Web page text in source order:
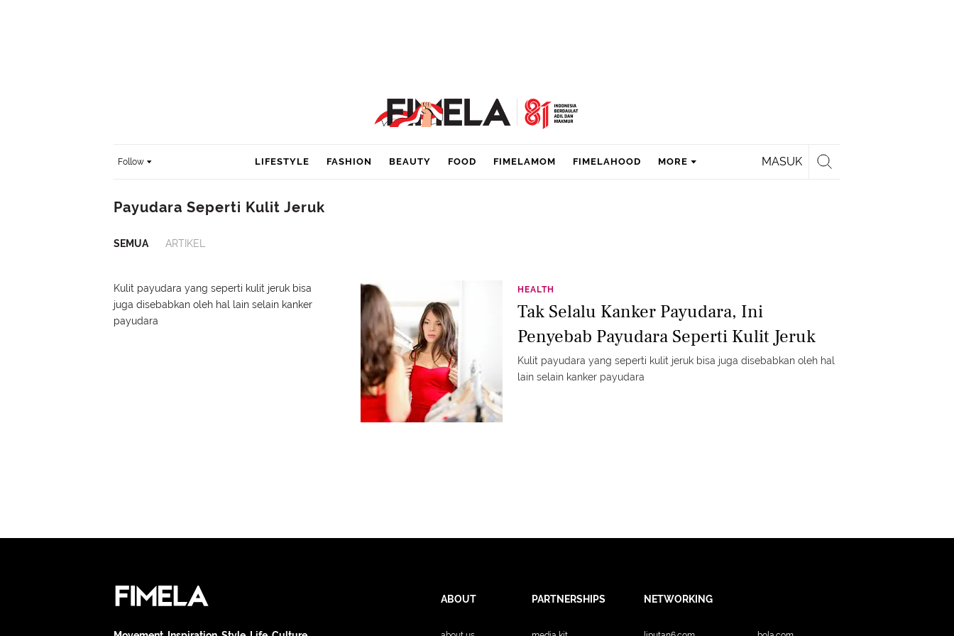
Follow MASUK
LIFESTYLE FASHION BEAUTY FOOD FIMELAMOM FIMELAHOOD MORE
Payudara Seperti Kulit Jeruk
SEMUA ARTIKEL
Kulit payudara yang seperti kulit jeruk bisa
juga disebabkan oleh hal lain selain kanker
payudara
HEALTH
Tak Selalu Kanker Payudara, Ini
Penyebab Payudara Seperti Kulit Jeruk
Kulit payudara yang seperti kulit jeruk bisa juga disebabkan oleh hal
lain selain kanker payudara
ABOUT PARTNERSHIPS NETWORKING